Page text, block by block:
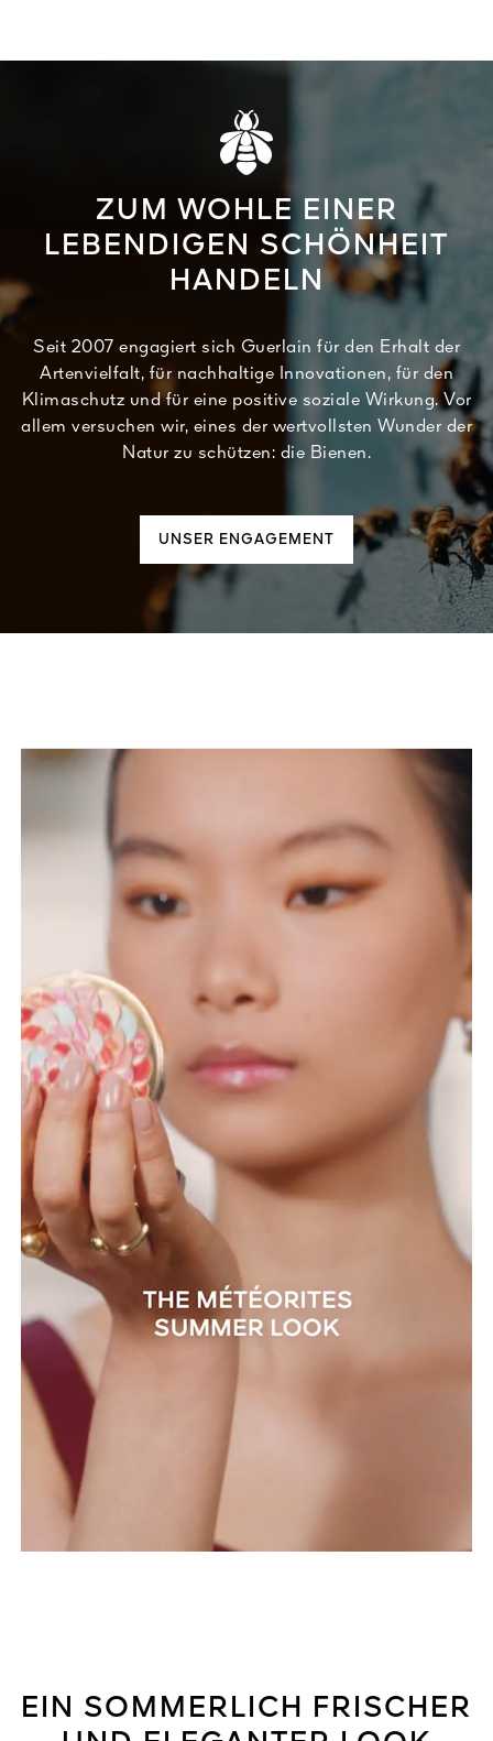
ZUM WOHLE EINER
LEBENDIGEN SCHÖNHEIT
HANDELN
Seit 2007 engagiert sich Guerlain für den Erhalt der
Artenvielfalt, für nachhaltige Innovationen, für den
Klimaschutz und für eine positive soziale Wirkung. Vor
allem versuchen wir, eines der wertvollsten Wunder der
Natur zu schützen: die Bienen.
UNSER ENGAGEMENT
EIN SOMMERLICH FRISCHER